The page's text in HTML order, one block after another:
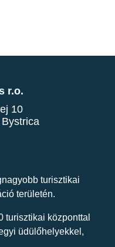
r.o.
10
turisztikai
területén.
turisztikai központtal
üdülőhelyekkel,